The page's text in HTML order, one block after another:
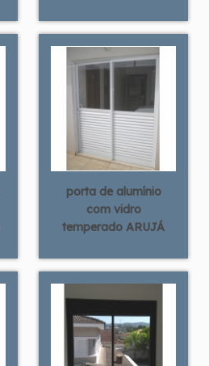
porta de alumínio
com vidro
temperado ARUJÁ